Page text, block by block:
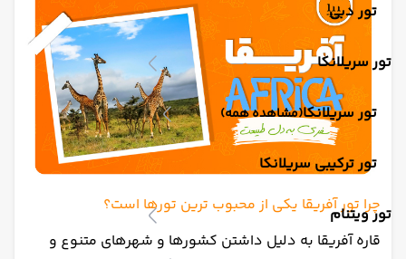
تور دبی
تور سریلانکا
تور سریلانکا(مشاهده همه)
تور ترکیبی سریلانکا
تور ویتنام
چرا تور آفریقا یکی از محبوب ترین تورها است؟
قاره آفریقا به دلیل داشتن کشورها و شهرهای متنوع و